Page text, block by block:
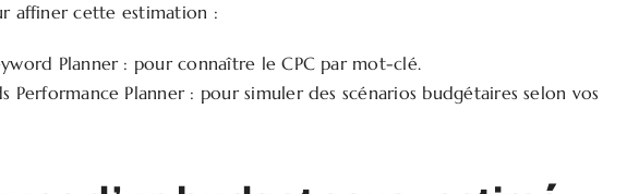
affiner cette estimation :
Planner : pour connaître le CPC par mot-clé.
Performance Planner : pour simuler des scénarios budgétaires selon vos